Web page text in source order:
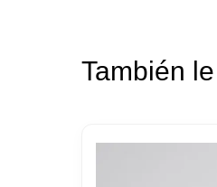
También